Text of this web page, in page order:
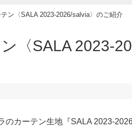
テン〈SALA 2023-2026/salvia〉のご紹介
〈SALA 2023-
のカーテン生地『SALA 2023-